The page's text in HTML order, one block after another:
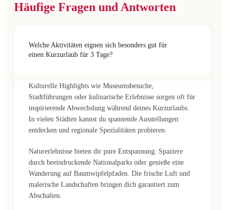
Häufige Fragen und Antworten
Welche Aktivitäten eignen sich besonders gut für
einen Kurzurlaub für 3 Tage?
Kulturelle Highlights wie Museumsbesuche,
Stadtführungen oder kulinarische Erlebnisse sorgen oft für
inspirierende Abwechslung während deines Kurzurlaubs.
In vielen Städten kannst du spannende Ausstellungen
entdecken und regionale Spezialitäten probieren.
Naturerlebnisse bieten dir pure Entspannung: Spaziere
durch beeindruckende Nationalparks oder genieße eine
Wanderung auf Baumwipfelpfaden. Die frische Luft und
malerische Landschaften bringen dich garantiert zum
Abschalten.